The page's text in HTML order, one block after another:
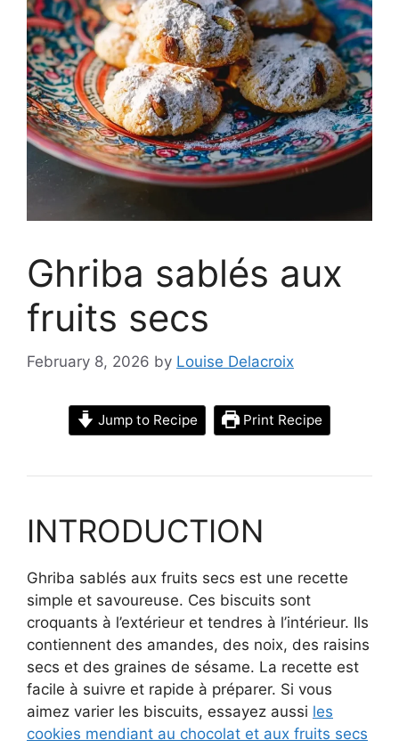
Ghriba sablés aux
fruits secs
February 8, 2026 by Louise Delacroix
Jump to Recipe Print Recipe
INTRODUCTION
Ghriba sablés aux fruits secs est une recette
simple et savoureuse. Ces biscuits sont
croquants à l’extérieur et tendres à l’intérieur. Ils
contiennent des amandes, des noix, des raisins
secs et des graines de sésame. La recette est
facile à suivre et rapide à préparer. Si vous
aimez varier les biscuits, essayez aussi les
cookies mendiant au chocolat et aux fruits secs